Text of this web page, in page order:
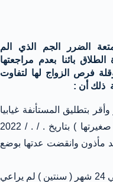
الضرر الجم الذي الم
بائنا بعدم مراجعتها
فرص الزواج لها لتفاوت
ذلك أن :
بتطليق المستأنفة غيابيا
وعدم مراجعتها وهي ( حامل في صغيرتها ) بتاريخ . / . / 2022
وانقضت عدتها بوضع
ان الحكم القاضي بنفقة المتعة علي 24 شهر ( سنتين ) لم يراعي